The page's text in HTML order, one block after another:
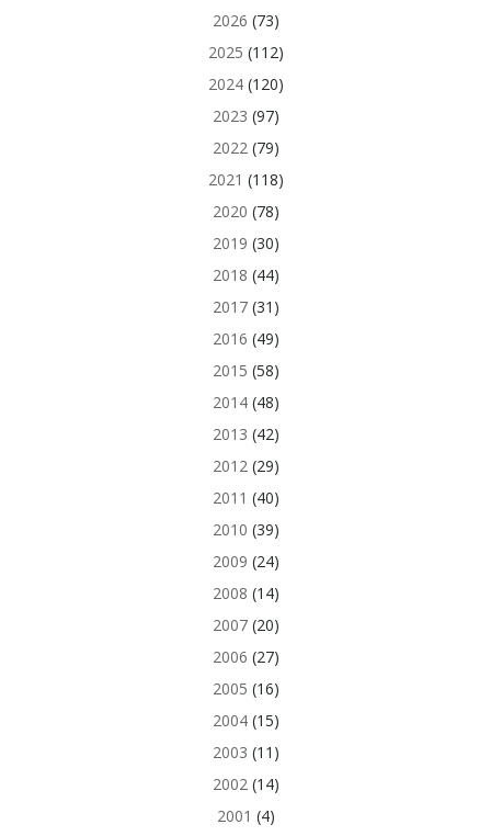
2026 (73)
2025 (112)
2024(120)
2023 (97)
2022 (79)
2021 (118)
2020 (78)
2019 (30)
2018 (44)
2017(31)
2016 (49)
2015 (58)
2014(48)
2013 (42)
2012 (29)
2011 (40)
2010 (39)
2009 (24)
2008 (14)
2007(20)
2006 (27)
2005 (16)
2004(15)
2003 (11)
2002 (14)
2001 (4)